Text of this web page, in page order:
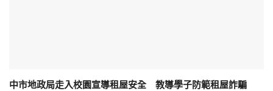
中市地政局走入校園宣導租屋安全 教導學子防範租屋詐騙